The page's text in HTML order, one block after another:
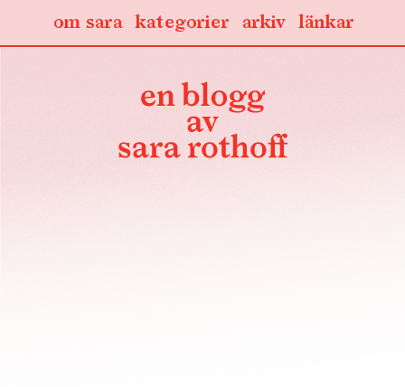
länkar
arkiv
kategorier
om sara